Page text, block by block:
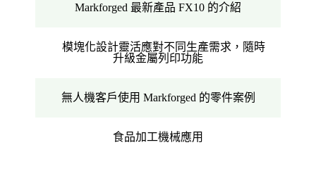
Markforged 最新產品 FX10 的介紹
模塊化設計靈活應對不同生產需求，隨時
升級金屬列印功能
無人機客戶使用 Markforged 的零件案例
食品加工機械應用